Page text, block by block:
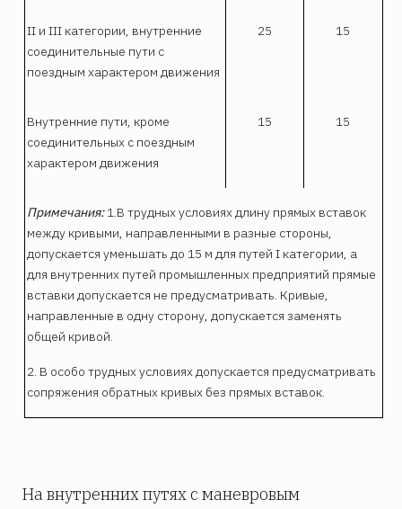
II и III категории, внутренние
соединительные пути с
поездным характером движения
25 15
Внутренние пути, кроме
соединительных с поездным
характером движения
15 15
Примечания:1.В трудных условиях длину прямых вставок
между кривыми, направленными в разные стороны,
допускается уменьшать до 15 м для путей I категории, а
для внутренних путей промышленных предприятий прямые
вставки допускается не предусматривать. Кривые,
направленные в одну сторону, допускается заменять
общей кривой.
2. В особо трудных условиях допускается предусматривать
сопряжения обратных кривых без прямых вставок.
На внутренних путях с маневровым